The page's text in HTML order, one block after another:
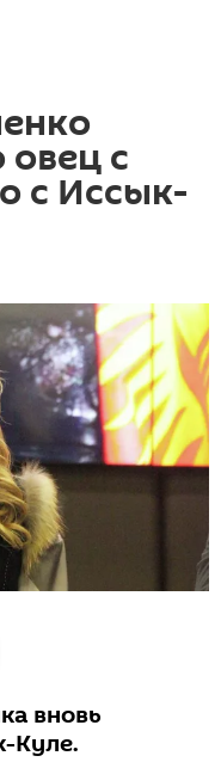
овец с
с Иссык-
вновь
Куле.